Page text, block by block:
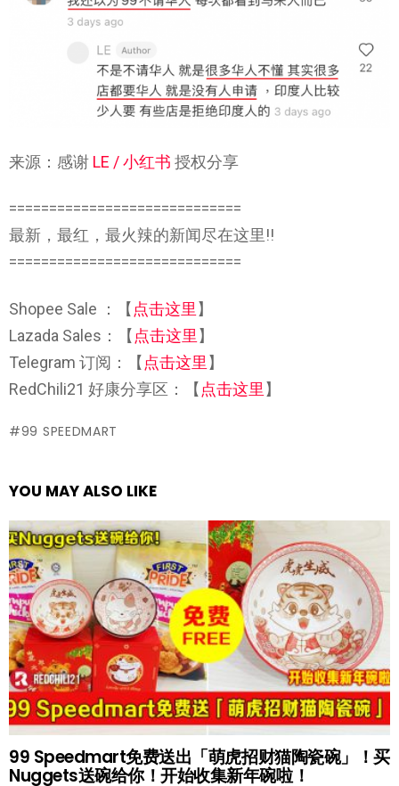
来源：感谢 LE / 小红书 授权分享
=============================
最新，最红，最火辣的新闻尽在这里!!
=============================
Shopee Sale ：【点击这里】
Lazada Sales：【点击这里】
Telegram 订阅：【点击这里】
RedChili21 好康分享区：【点击这里】
99 SPEEDMART
YOU MAY ALSO LIKE
99 Speedmart免费送出「萌虎招财猫陶瓷碗」！买
Nuggets送碗给你！开始收集新年碗啦！